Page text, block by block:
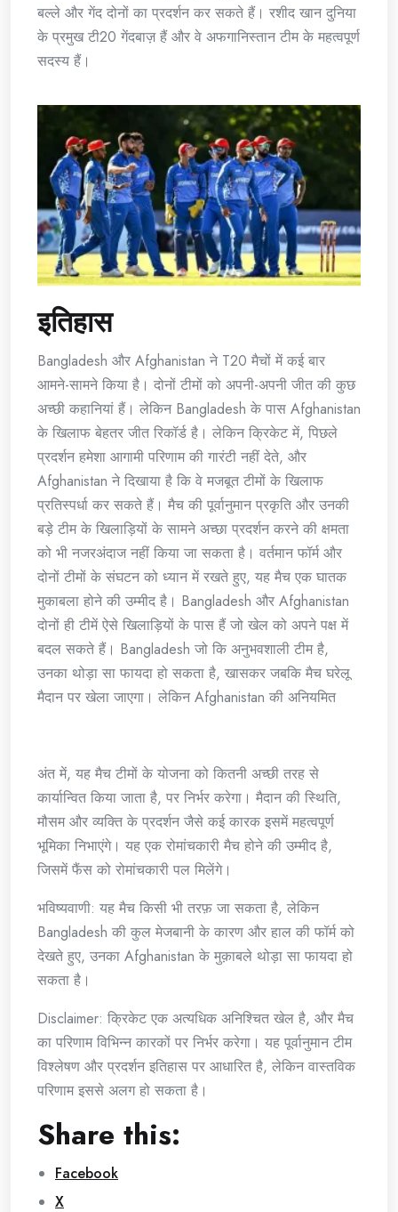
बल्ले और गेंद दोनों का प्रदर्शन कर सकते हैं। रशीद खान दुनिया
के प्रमुख टी20 गेंदबाज़ हैं और वे अफगानिस्तान टीम के महत्वपूर्ण
सदस्य हैं।
इतिहास
Bangladesh और Afghanistan ने T20 मैचों में कई बार
आमने-सामने किया है। दोनों टीमों को अपनी-अपनी जीत की कुछ
अच्छी कहानियां हैं। लेकिन Bangladesh के पास Afghanistan
के खिलाफ बेहतर जीत रिकॉर्ड है। लेकिन क्रिकेट में, पिछले
प्रदर्शन हमेशा आगामी परिणाम की गारंटी नहीं देते, और
Afghanistan ने दिखाया है कि वे मजबूत टीमों के खिलाफ
प्रतिस्पर्धा कर सकते हैं। मैच की पूर्वानुमान प्रकृति और उनकी
बड़े टीम के खिलाड़ियों के सामने अच्छा प्रदर्शन करने की क्षमता
को भी नजरअंदाज नहीं किया जा सकता है। वर्तमान फॉर्म और
दोनों टीमों के संघटन को ध्यान में रखते हुए, यह मैच एक घातक
मुकाबला होने की उम्मीद है। Bangladesh और Afghanistan
दोनों ही टीमें ऐसे खिलाड़ियों के पास हैं जो खेल को अपने पक्ष में
बदल सकते हैं। Bangladesh जो कि अनुभवशाली टीम है,
उनका थोड़ा सा फायदा हो सकता है, खासकर जबकि मैच घरेलू
मैदान पर खेला जाएगा। लेकिन Afghanistan की अनियमित
अंत में, यह मैच टीमों के योजना को कितनी अच्छी तरह से
कार्यान्वित किया जाता है, पर निर्भर करेगा। मैदान की स्थिति,
मौसम और व्यक्ति के प्रदर्शन जैसे कई कारक इसमें महत्वपूर्ण
भूमिका निभाएंगे। यह एक रोमांचकारी मैच होने की उम्मीद है,
जिसमें फैंस को रोमांचकारी पल मिलेंगे।
भविष्यवाणी: यह मैच किसी भी तरफ़ जा सकता है, लेकिन
Bangladesh की कुल मेजबानी के कारण और हाल की फॉर्म को
देखते हुए, उनका Afghanistan के मुक़ाबले थोड़ा सा फायदा हो
सकता है।
Disclaimer: क्रिकेट एक अत्यधिक अनिश्चित खेल है, और मैच
का परिणाम विभिन्न कारकों पर निर्भर करेगा। यह पूर्वानुमान टीम
विश्लेषण और प्रदर्शन इतिहास पर आधारित है, लेकिन वास्तविक
परिणाम इससे अलग हो सकता है।
Share this:
Facebook
X